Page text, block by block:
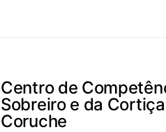
Centro de
Sobreiro e da
Coruche